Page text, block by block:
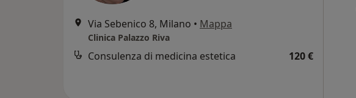
Via Sebenico 8, Milano • Mappa
Clinica Palazzo Riva
Consulenza di medicina estetica 120 €